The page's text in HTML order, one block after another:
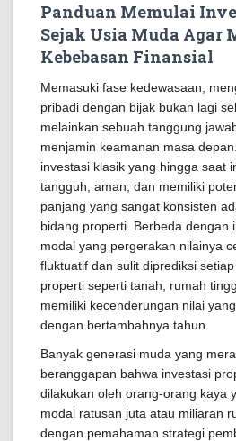
Panduan Memulai
Sejak Usia Muda Agar
Kebebasan Finansial
Memasuki fase kedewasaan,
pribadi dengan bijak bukan lagi
melainkan sebuah tanggung
menjamin keamanan masa
investasi klasik yang hingga saat
tangguh, aman, dan memiliki
panjang yang sangat konsisten
bidang properti. Berbeda dengan
modal yang pergerakan nilainya
fluktuatif dan sulit diprediksi
properti seperti tanah, rumah
memiliki kecenderungan nilai
dengan bertambahnya tahun.
Banyak generasi muda yang
beranggapan bahwa investasi
dilakukan oleh orang-orang kaya
modal ratusan juta atau miliaran
dengan pemahaman strategi